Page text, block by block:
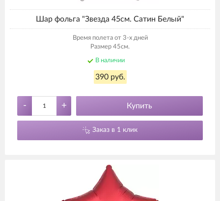
Шар фольга "Звезда 45см. Сатин Белый"
Время полета от 3-х дней
Размер 45см.
В наличии
390 руб.
- + Купить
Заказ в 1 клик